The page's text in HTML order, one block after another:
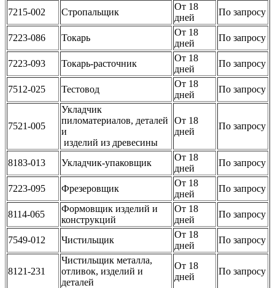
7215-002 Стропальщик
От 18
дней
По запросу
7223-086 Токарь
От 18
дней
По запросу
7223-093 Токарь-расточник
От 18
дней
По запросу
7512-025 Тестовод
От 18
дней
По запросу
7521-005
Укладчик
пиломатериалов, деталей
и
изделий из древесины
От 18
дней
По запросу
8183-013 Укладчик-упаковщик
От 18
дней
По запросу
7223-095 Фрезеровщик
От 18
дней
По запросу
8114-065
Формовщик изделий и
конструкций
От 18
дней
По запросу
7549-012 Чистильщик
От 18
дней
По запросу
8121-231
Чистильщик металла,
отливок, изделий и
деталей
От 18
дней
По запросу